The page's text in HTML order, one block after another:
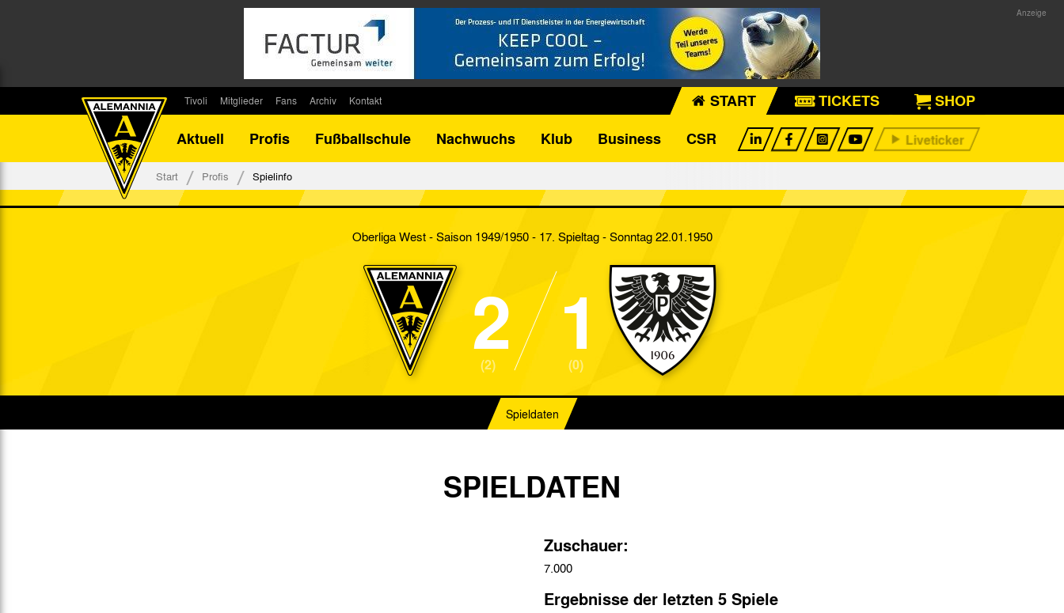
Tivoli
Stadionsprecher
Mitglieder
Kontakt
Fans
Fanbeirat
Fan-Klubs
Archiv
Ahnentafel
Kontakt START TICKETS
SHOP
Aktuell
Profis Fußballschule Nachwuchs Klub Business CSR
Start Profis Spielinfo
Oberliga West - Saison 1949/1950 - 17. Spieltag- Sonntag 22.01.1950
2
(2) 1
(0)
Spieldaten
SPIELDATEN
Zuschauer:
7.000
Ergebnisse der letzten 5 Spiele